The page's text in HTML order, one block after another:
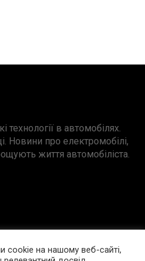
технології в автомобілях.
Новини про електромобілі,
життя автомобіліста.
матеріалів
cookie на нашому веб-сайті,